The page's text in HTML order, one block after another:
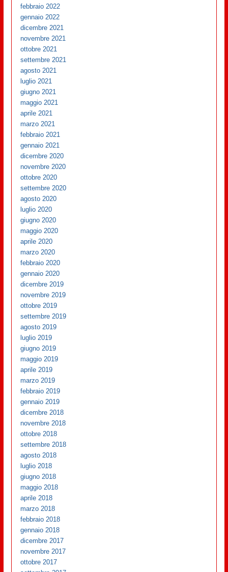
febbraio 2022
gennaio 2022
dicembre 2021
novembre 2021
ottobre 2021
settembre 2021
agosto 2021
luglio 2021
giugno 2021
maggio 2021
aprile 2021
marzo 2021
febbraio 2021
gennaio 2021
dicembre 2020
novembre 2020
ottobre 2020
settembre 2020
agosto 2020
luglio 2020
giugno 2020
maggio 2020
aprile 2020
marzo 2020
febbraio 2020
gennaio 2020
dicembre 2019
novembre 2019
ottobre 2019
settembre 2019
agosto 2019
luglio 2019
giugno 2019
maggio 2019
aprile 2019
marzo 2019
febbraio 2019
gennaio 2019
dicembre 2018
novembre 2018
ottobre 2018
settembre 2018
agosto 2018
luglio 2018
giugno 2018
maggio 2018
aprile 2018
marzo 2018
febbraio 2018
gennaio 2018
dicembre 2017
novembre 2017
ottobre 2017